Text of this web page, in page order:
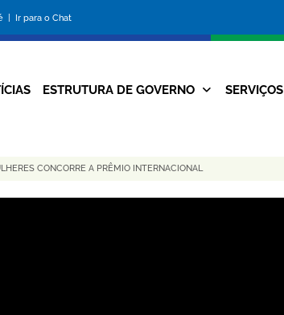
| Ir para o Chat
da
Prefeitura
Navegação
ESTRUTURA DE GOVERNO SERVIÇOS
CONCORRE A PRÊMIO INTERNACIONAL